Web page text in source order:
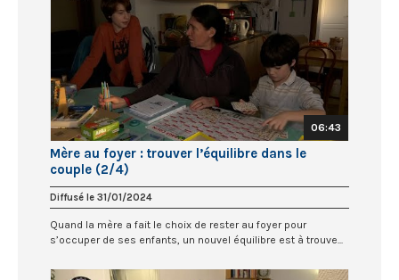
06:43
Mère au foyer : trouver l’équilibre dans le
couple (2/4)
Diffusé le 31/01/2024
Quand la mère a fait le choix de rester au foyer pour
s’occuper de ses enfants, un nouvel équilibre est à trouve...